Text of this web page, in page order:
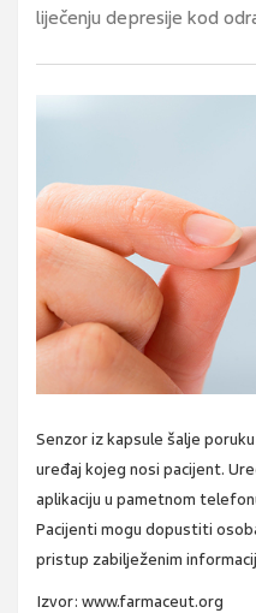
liječenju depresije kod
Senzor iz kapsule šalje
uređaj kojeg nosi pacijent.
aplikaciju u pametnom
Pacijenti mogu dopustiti
pristup zabilježenim
Izvor: www.farmaceut.org